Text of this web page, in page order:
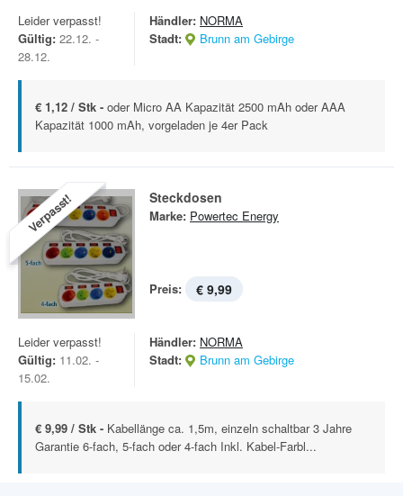
Leider verpasst!
Gültig: 22.12. -
28.12.
Händler: NORMA
Stadt:
Brunn am Gebirge
€ 1,12 / Stk - oder Micro AA Kapazität 2500 mAh oder AAA
Kapazität 1000 mAh, vorgeladen je 4er Pack
Verpasst! Steckdosen
Marke: Powertec Energy
Preis: € 9,99
Leider verpasst!
Gültig: 11.02. -
15.02.
Händler: NORMA
Stadt:
Brunn am Gebirge
€ 9,99 / Stk - Kabellänge ca. 1,5m, einzeln schaltbar 3 Jahre
Garantie 6-fach, 5-fach oder 4-fach Inkl. Kabel-Farbl...